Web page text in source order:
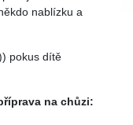
nablízku a
pokus dítě
na chůzi: